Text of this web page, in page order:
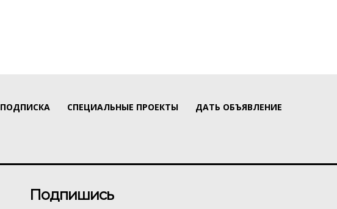
ПОДПИСКА СПЕЦИАЛЬНЫЕ ПРОЕКТЫ ДАТЬ ОБЪЯВЛЕНИЕ
Подпишись